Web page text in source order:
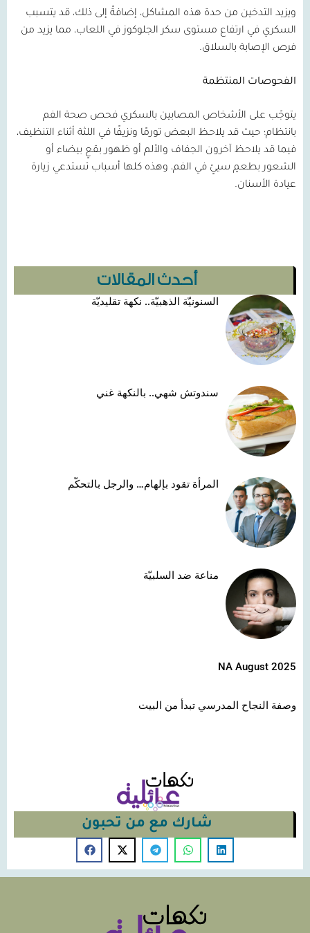
أحدث المقالات
السنونيّة الذهبيّة.. نكهة تقليديّة
سندوتش شهي.. بالنكهة غني
المرأة تقود بإلهام… والرجل بالتحكّم
مناعة ضد السلبيّة
NA August 2025
وصفة النجاح المدرسي تبدأ من البيت
شارك مع من تحبون
ويزيد التدخين من حدة هذه المشاكل، إضافةً إلى ذلك، قد يتسبب
السكري في ارتفاع مستوى سكر الجلوكوز في اللعاب، مما يزيد من
فرص الإصابة بالسلاق.
الفحوصات المنتظمة
يتوجّب على الأشخاص المصابين بالسكري فحص صحة الفم
بانتظام؛ حيث قد يلاحظ البعض تورمًا ونزيفًا في اللثة أثناء التنظيف،
فيما قد يلاحظ آخرون الجفاف والألم أو ظهور بقعٍ بيضاء أو
الشعور بطعمٍ سيئٍ في الفم، وهذه كلها أسباب تستدعي زيارة
عيادة الأسنان.